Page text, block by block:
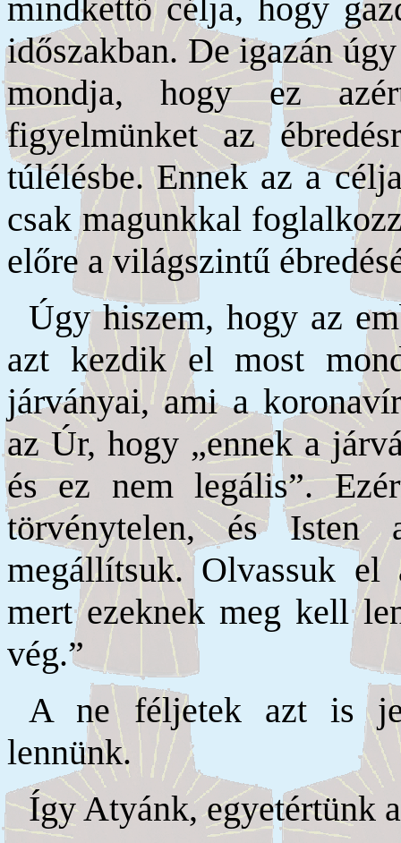
mindkettő célja, hogy
időszakban. De igazán
mondja, hogy ez
figyelmünket az
túlélésbe. Ennek az a
csak magunkkal
előre a világszintű
Úgy hiszem, hogy az
azt kezdik el most
járványai, ami a
az Úr, hogy „ennek a
és ez nem legális”.
törvénytelen, és Isten
megállítsuk. Olvassuk
mert ezeknek meg kell
vég.”
A ne féljetek azt is
lennünk.
Így Atyánk, egyetértünk